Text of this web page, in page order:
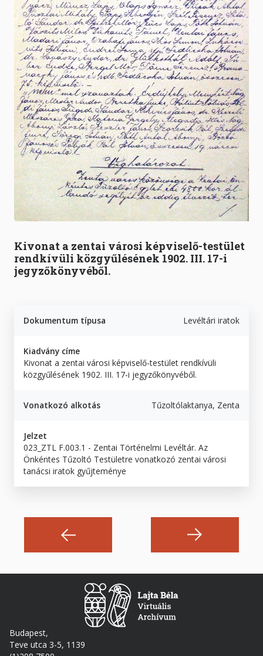
Kivonat a zentai városi képviselő-testület
rendkívüli közgyűlésének 1902. III. 17-i
jegyzőkönyvéből.
Dokumentum típusa Levéltári iratok
Kiadvány címe
Kivonat a zentai városi képviselő-testület rendkívüli
közgyűlésének 1902. III. 17-i jegyzőkönyvéből.
Vonatkozó alkotás Tűzoltólaktanya, Zenta
Jelzet
023_ZTL F.003.1 - Zentai Történelmi Levéltár. Az
Önkéntes Tűzoltó Testületre vonatkozó zentai városi
tanácsi iratok gyűjteménye
Budapest,
Teve utca 3-5, 1139